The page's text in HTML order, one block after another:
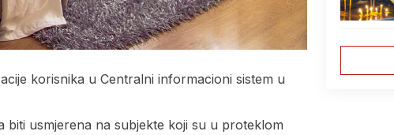
korisnika u Centralni informacioni sistem u
usmjerena na subjekte koji su u proteklom